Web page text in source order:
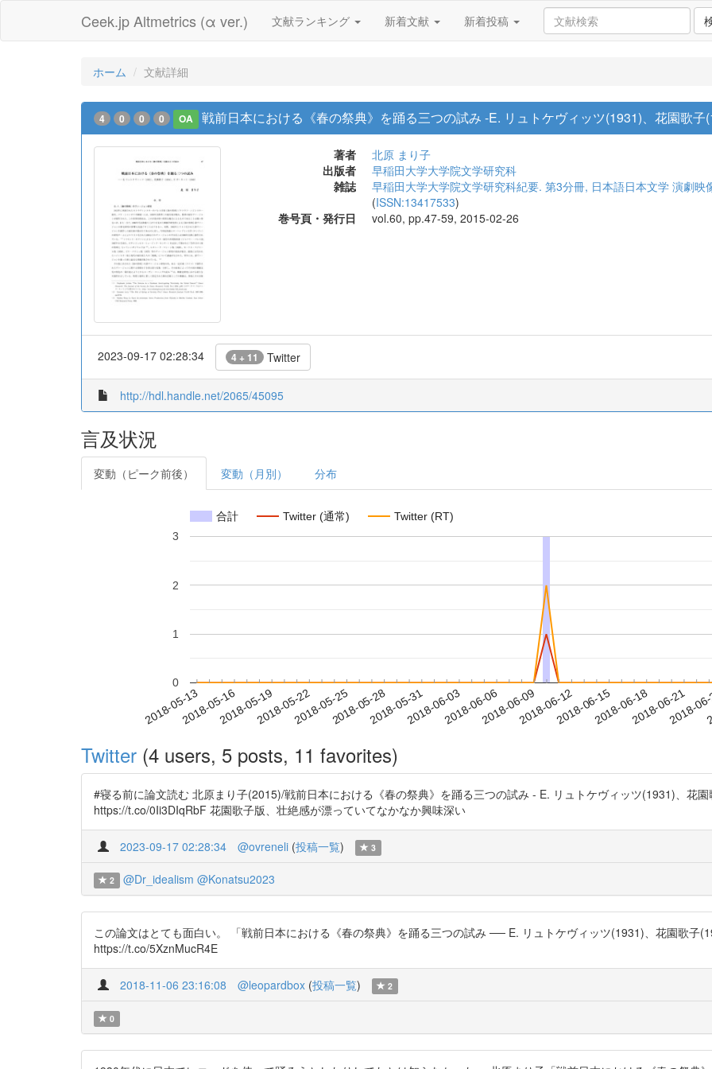
Ceek.jp Altmetrics (α ver.) 文献ランキング 新着文献 新着投稿
ホーム 文献詳細
4 0 0 0 OA 戦前日本における《春の祭典》を踊る三つの試み -E. リュトケヴィッツ(1931)、花園歌子
著者
北原 まり子
出版者
早稲田大学大学院文学研究科
雑誌
早稲田大学大学院文学研究科紀要. 第3分冊, 日本語日本文学 演劇
(ISSN:13417533)
巻号頁・発行日
vol.60, pp.47-59, 2015-02-26
2023-09-17 02:28:34 4 + 11 Twitter
http://hdl.handle.net/2065/45095
言及状況
変動（ピーク前後） 変動（月別） 分布
合計 Twitter (通常) Twitter (RT)
2018-05-132018-05-162018-05-192018-05-222018-05-252018-05-282018-05-312018-06-032018-06-062018-06-092018-06-122018-06-152018-06-182018-06-21
2018-
0
1
2
3
Twitter (4 users, 5 posts, 11 favorites)
#寝る前に論文読む 北原まり子(2015)/戦前日本における《春の祭典》を踊る三つの試み - E. リュトケヴィッツ(1931)、花
https://t.co/0Ii3DIqRbF 花園歌子版、壮絶感が漂っていてなかなか興味深い
2023-09-17 02:28:34 @ovreneli (投稿一覧) 3
2 @Dr_idealism @Konatsu2023
この論文はとても面白い。 「戦前日本における《春の祭典》を踊る三つの試み ── E. リュトケヴィッツ(1931)、花園歌子
https://t.co/5XznMucR4E
2018-11-06 23:16:08 @leopardbox (投稿一覧) 2
0